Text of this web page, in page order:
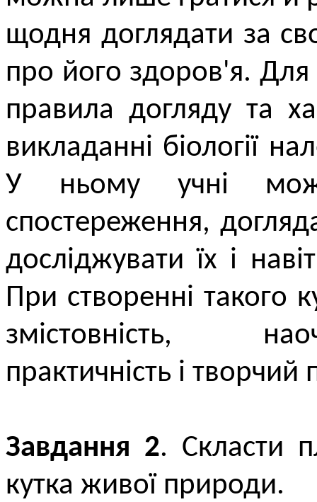
щодня доглядати за
про його здоров'я. Для
правила догляду та
викладанні біології
У ньому учні
спостереження,
досліджувати їх і
При створенні такого
змістовність,
практичність і творчий
Завдання 2. Скласти
кутка живої природи.